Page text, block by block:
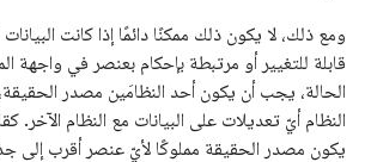
ومع ذلك، لا يكون ذلك ممكنًا دائمًا إذا كانت
قابلة للتغيير أو مرتبطة بإحكام بعنصر في
الحالة، يجب أن يكون أحد النظامَين مصدر
النظام أيّ تعديلات على البيانات مع النظام الآخر.
يكون مصدر الحقيقة مملوكًا لأيّ عنصر أقرب إلى